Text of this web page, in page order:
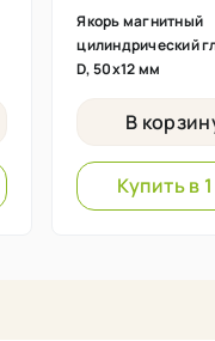
Якорь магнитный
цилиндрический
D, 50х12 мм
В
Купить в